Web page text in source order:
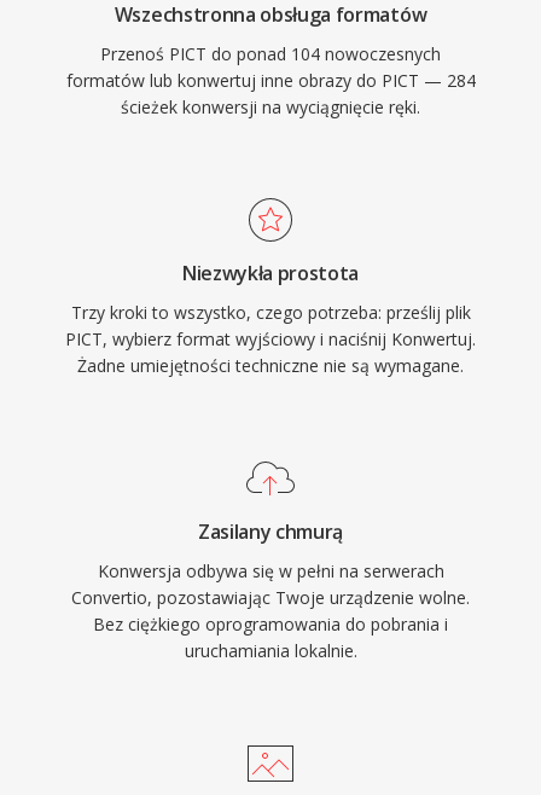
Wszechstronna obsługa formatów
Przenoś PICT do ponad 104 nowoczesnych
formatów lub konwertuj inne obrazy do PICT — 284
ścieżek konwersji na wyciągnięcie ręki.
Niezwykła prostota
Trzy kroki to wszystko, czego potrzeba: prześlij plik
PICT, wybierz format wyjściowy i naciśnij Konwertuj.
Żadne umiejętności techniczne nie są wymagane.
Zasilany chmurą
Konwersja odbywa się w pełni na serwerach
Convertio, pozostawiając Twoje urządzenie wolne.
Bez ciężkiego oprogramowania do pobrania i
uruchamiania lokalnie.